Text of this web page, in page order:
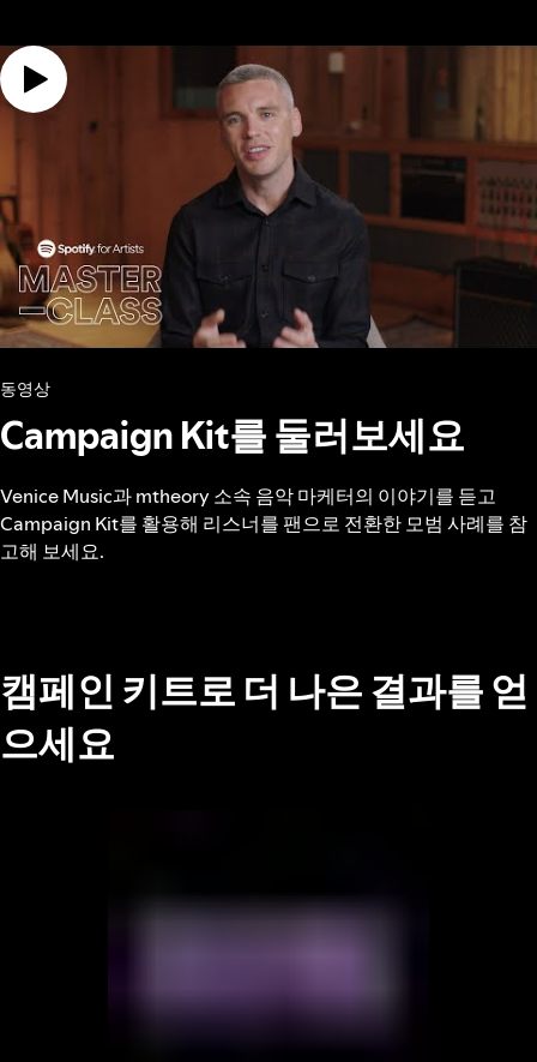
동영상
Campaign Kit를 둘러보세요
Venice Music과 mtheory 소속 음악 마케터의 이야기를 듣고
Campaign Kit를 활용해 리스너를 팬으로 전환한 모범 사례를 참
고해 보세요.
캠페인 키트로 더 나은 결과를 얻
으세요